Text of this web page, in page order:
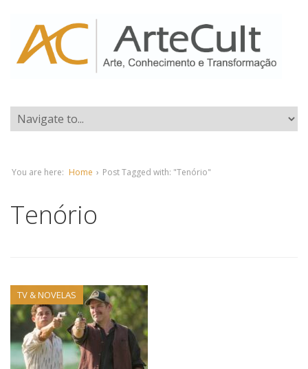
You are here: Home › Post Tagged with: "Tenório"
Tenório
TV & NOVELAS